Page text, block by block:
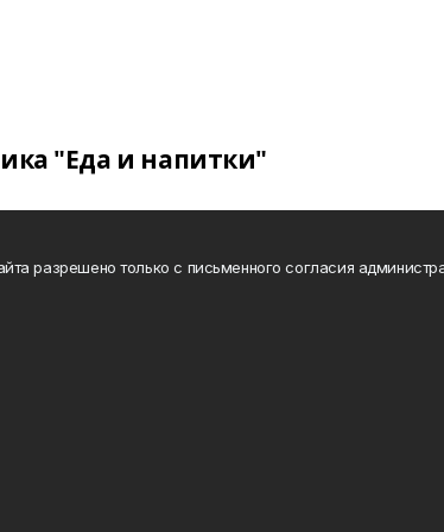
"Еда и напитки"
разрешено только с письменного согласия